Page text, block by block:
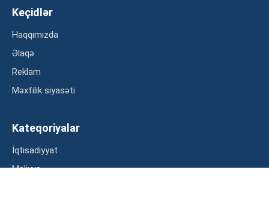
Keçidlər
Haqqımızda
Əlaqə
Reklam
Məxfilik siyasəti
Kateqoriyalar
İqtisadiyyat
Maliyyə